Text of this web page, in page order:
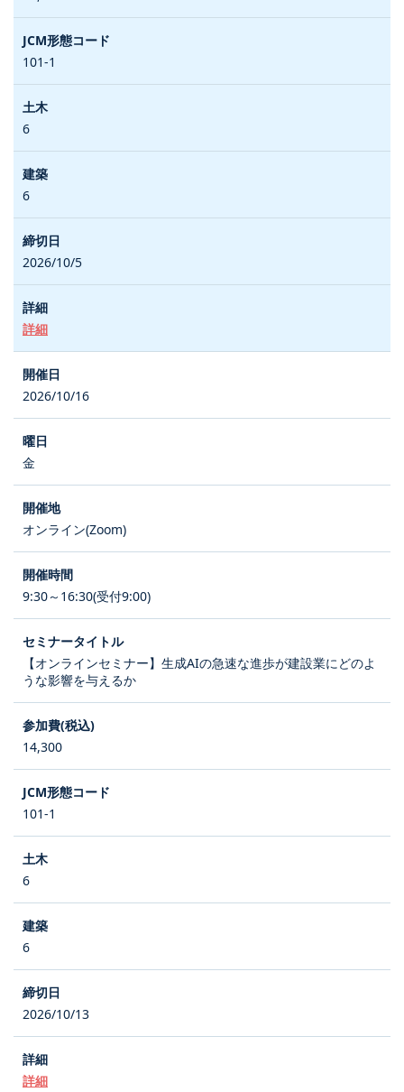
101-1
6
6
2026/10/5
詳細
2026/10/16
金
オンライン(Zoom)
9:30～16:30(受付9:00)
【オンラインセミナー】生成AIの急速な進歩が建設業にどのよ
うな影響を与えるか
14,300
101-1
6
6
2026/10/13
詳細